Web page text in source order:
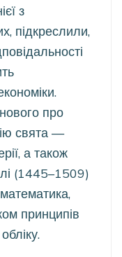
з
підкреслили,
про
свята —
а також
(1445–1509)
принципів